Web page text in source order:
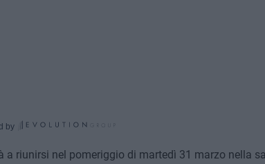
by
a riunirsi nel pomeriggio di martedì 31 marzo nella